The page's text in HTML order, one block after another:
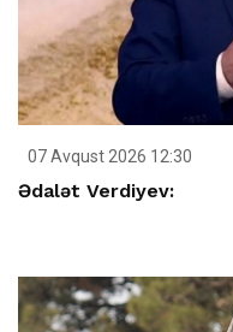
07 Avqust 2026 12:30
Ədalət Verdiyev: